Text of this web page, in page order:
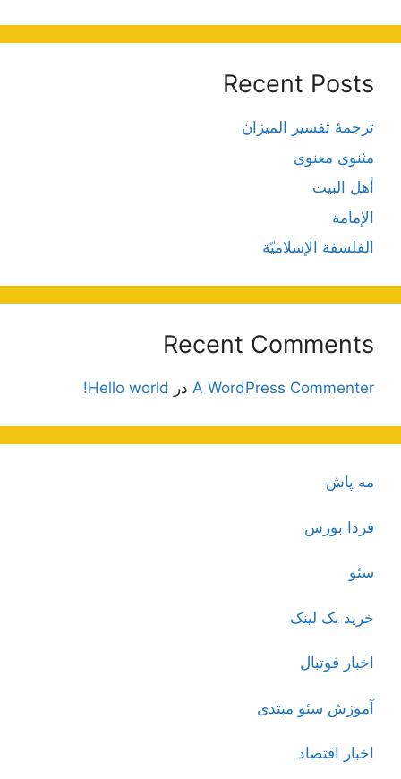
Recent Posts
ترجمۀ تفسیر المیزان
مثنوی معنوی
أهل البيت
الإمامة
الفلسفة الإسلاميّة
Recent Comments
A WordPress Commenter در Hello world!
مه پاش
فردا بورس
سئو
خرید بک لینک
اخبار فوتبال
آموزش سئو مبتدی
اخبار اقتصاد